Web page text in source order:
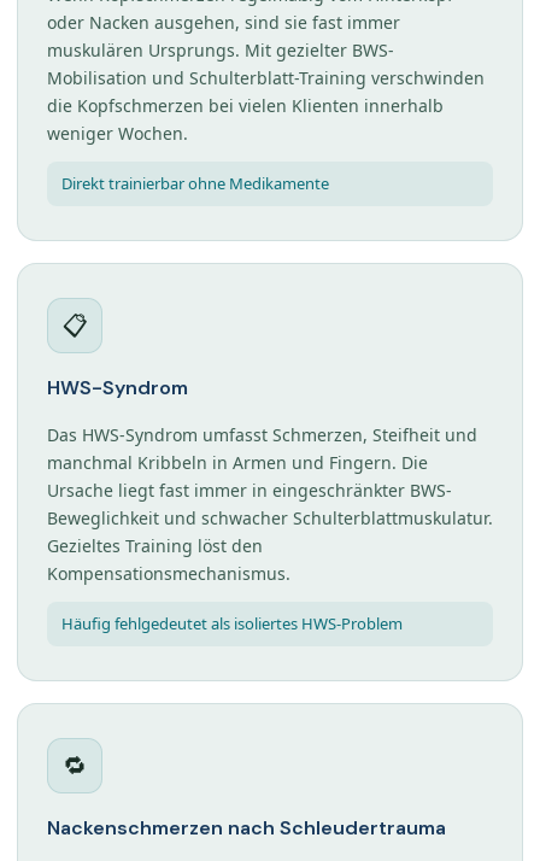
oder Nacken ausgehen, sind sie fast immer
muskulären Ursprungs. Mit gezielter BWS-
Mobilisation und Schulterblatt-Training verschwinden
die Kopfschmerzen bei vielen Klienten innerhalb
weniger Wochen.
Direkt trainierbar ohne Medikamente
📋
HWS-Syndrom
Das HWS-Syndrom umfasst Schmerzen, Steifheit und
manchmal Kribbeln in Armen und Fingern. Die
Ursache liegt fast immer in eingeschränkter BWS-
Beweglichkeit und schwacher Schulterblattmuskulatur.
Gezieltes Training löst den
Kompensationsmechanismus.
Häufig fehlgedeutet als isoliertes HWS-Problem
🔁
Nackenschmerzen nach Schleudertrauma